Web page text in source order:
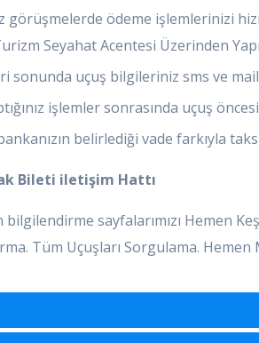
görüşmelerde ödeme işlemlerinizi
Seyahat Acentesi Üzerinden
sonunda uçuş bilgileriniz sms ve
işlemler sonrasında uçuş
belirlediği vade farkıyla
Bileti iletişim Hattı
sayfalarımızı Hemen
Tüm Uçuşları Sorgulama.